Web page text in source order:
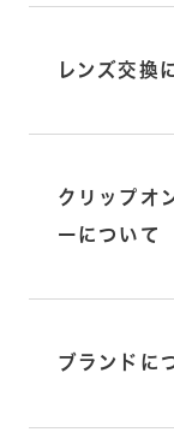
レンズ交換
クリップオ
ーについて
ブランドに